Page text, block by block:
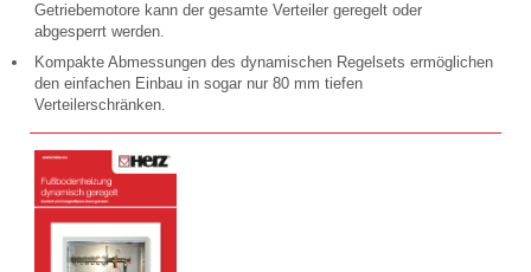
Getriebemotore kann der gesamte Verteiler geregelt oder
abgesperrt werden.
Kompakte Abmessungen des dynamischen Regelsets ermöglichen
den einfachen Einbau in sogar nur 80 mm tiefen
Verteilerschränken.